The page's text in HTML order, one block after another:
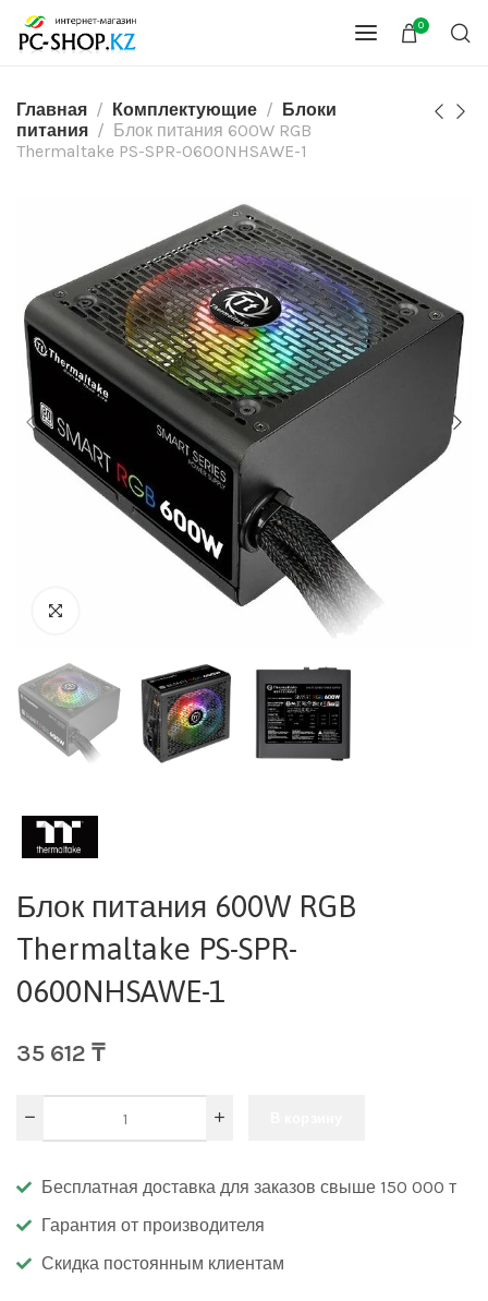
0
Главная Комплектующие
Блоки
питания
Блок питания 600W RGB
Thermaltake PS-SPR-0600NHSAWE-1
Блок питания 600W RGB
Thermaltake PS-SPR-
0600NHSAWE-1
35 612 ₸
Бесплатная доставка для заказов свыше 150 000 т
Гарантия от производителя
Скидка постоянным клиентам